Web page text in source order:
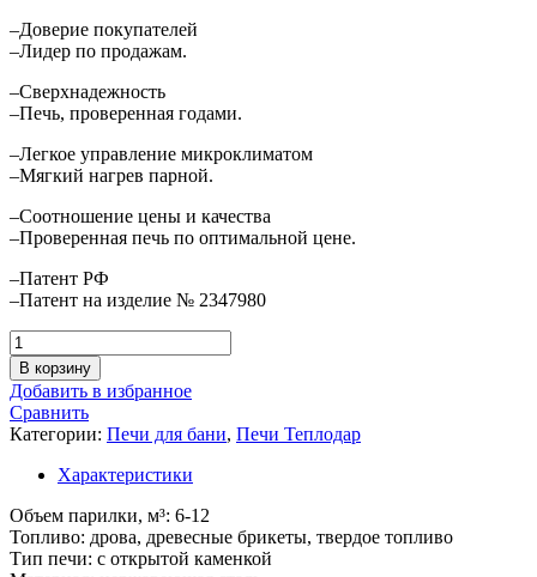
–Доверие покупателей
–Лидер по продажам.
–Сверхнадежность
–Печь, проверенная годами.
–Легкое управление микроклиматом
–Мягкий нагрев парной.
–Соотношение цены и качества
–Проверенная печь по оптимальной цене.
–Патент РФ
–Патент на изделие № 2347980
Количество
товара
Печь
для
бани
Русь-12
В корзину
Добавить в избранное
Сравнить
Категории: Печи для бани, Печи Теплодар
Характеристики
Объем парилки, м³: 6-12
Топливо: дрова, древесные брикеты, твердое топливо
Тип печи: с открытой каменкой